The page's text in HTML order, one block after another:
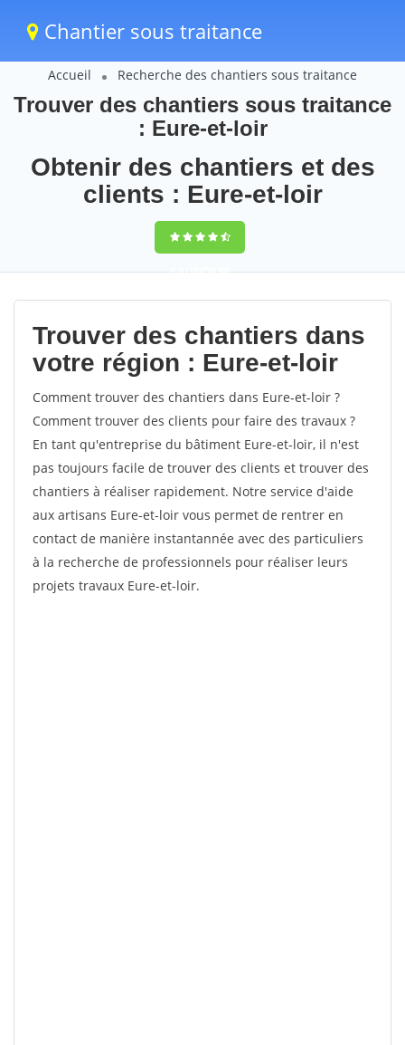
Chantier sous traitance
Accueil Recherche des chantiers sous traitance
Trouver des chantiers sous traitance
: Eure-et-loir
Obtenir des chantiers et des
clients : Eure-et-loir
9,5(100%)86
votes
Trouver des chantiers dans
votre région : Eure-et-loir
Comment trouver des chantiers dans Eure-et-loir ?
Comment trouver des clients pour faire des travaux ?
En tant qu'entreprise du bâtiment Eure-et-loir, il n'est
pas toujours facile de trouver des clients et trouver des
chantiers à réaliser rapidement. Notre service d'aide
aux artisans Eure-et-loir vous permet de rentrer en
contact de manière instantannée avec des particuliers
à la recherche de professionnels pour réaliser leurs
projets travaux Eure-et-loir.